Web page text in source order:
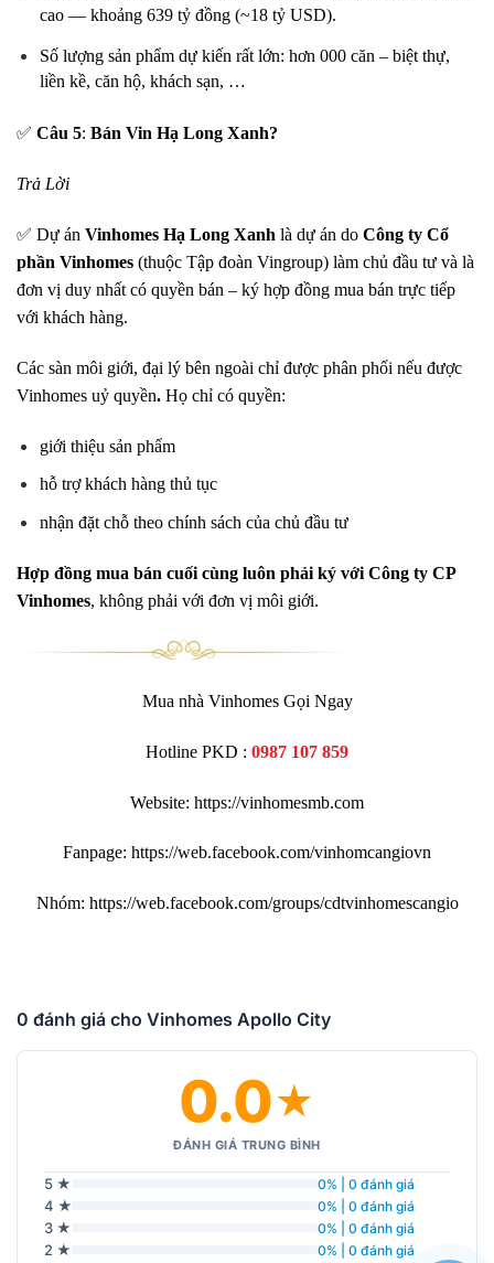
cao — khoảng 639 tỷ đồng (~18 tỷ USD).
Số lượng sản phẩm dự kiến rất lớn: hơn 000 căn – biệt thự,
liền kề, căn hộ, khách sạn, …
✅ Câu 5: Bán Vin Hạ Long Xanh?
Trả Lời
✅ Dự án Vinhomes Hạ Long Xanh là dự án do Công ty Cổ
phần Vinhomes (thuộc Tập đoàn Vingroup) làm chủ đầu tư và là
đơn vị duy nhất có quyền bán – ký hợp đồng mua bán trực tiếp
với khách hàng.
Các sàn môi giới, đại lý bên ngoài chỉ được phân phối nếu được
Vinhomes uỷ quyền. Họ chỉ có quyền:
giới thiệu sản phẩm
hỗ trợ khách hàng thủ tục
nhận đặt chỗ theo chính sách của chủ đầu tư
Hợp đồng mua bán cuối cùng luôn phải ký với Công ty CP
Vinhomes, không phải với đơn vị môi giới.
Mua nhà Vinhomes Gọi Ngay
Hotline PKD : 0987 107 859
Website: https://vinhomesmb.com
Fanpage: https://web.facebook.com/vinhomcangiovn
Nhóm: https://web.facebook.com/groups/cdtvinhomescangio
0 đánh giá cho Vinhomes Apollo City
0.0★
ĐÁNH GIÁ TRUNG BÌNH
5 ★ 0% | 0 đánh giá
4 ★ 0% | 0 đánh giá
3 ★ 0% | 0 đánh giá
2 ★ 0% | 0 đánh giá